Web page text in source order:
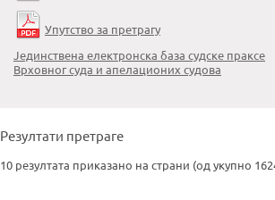
Упутство за претрагу
Јединствена електронска база судске праксе
Врховног суда и апелационих судова
Резултати претраге
10 резултата приказано на страни (од укупно